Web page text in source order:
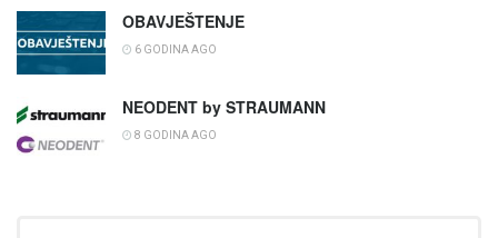
OBAVJEŠTENJE
6 GODINA AGO
NEODENT by STRAUMANN
8 GODINA AGO